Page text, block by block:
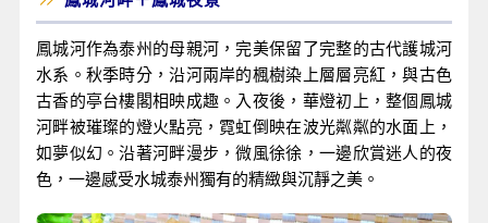
鳳城河作為泰州的母親河，完美保留了完整的古代護城河
水系。秋季時分，沿河兩岸的楓樹染上層層亮紅，與古色
古香的亭台樓閣相映成趣。入夜後，華燈初上，整個鳳城
河畔被璀璨的燈火點亮，霓虹倒映在波光粼粼的水面上，
如夢似幻。沿著河畔漫步，微風徐徐，一邊欣賞迷人的夜
色，一邊感受水城泰州獨有的精緻與沉靜之美。